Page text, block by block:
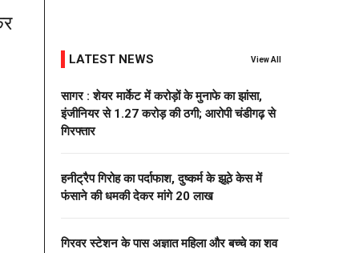
LATEST NEWS View All
सागर : शेयर मार्केट में करोड़ों के मुनाफे का झांसा,
इंजीनियर से 1.27 करोड़ की ठगी; आरोपी चंडीगढ़ से
गिरफ्तार
हनीट्रैप गिरोह का पर्दाफाश, दुष्कर्म के झूठे केस में
फंसाने की धमकी देकर मांगे 20 लाख
गिरवर स्टेशन के पास अज्ञात महिला और बच्चे का शव